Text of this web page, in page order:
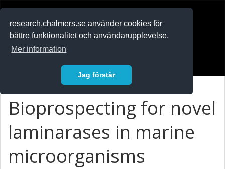
research.chalmers.se använder cookies för
bättre funktionalitet och användarupplevelse.
Mer information
Jag förstår
Bioprospecting for novel
laminarases in marine
microorganisms